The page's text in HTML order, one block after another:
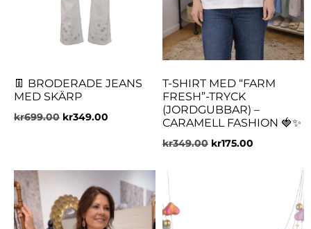
👖 BRODERADE JEANS
MED SKÄRP
kr699.00 kr349.00
T-SHIRT MED “FARM
FRESH”-TRYCK
(JORDGUBBAR) –
CARAMELL FASHION 🍓✨
kr349.00 kr175.00